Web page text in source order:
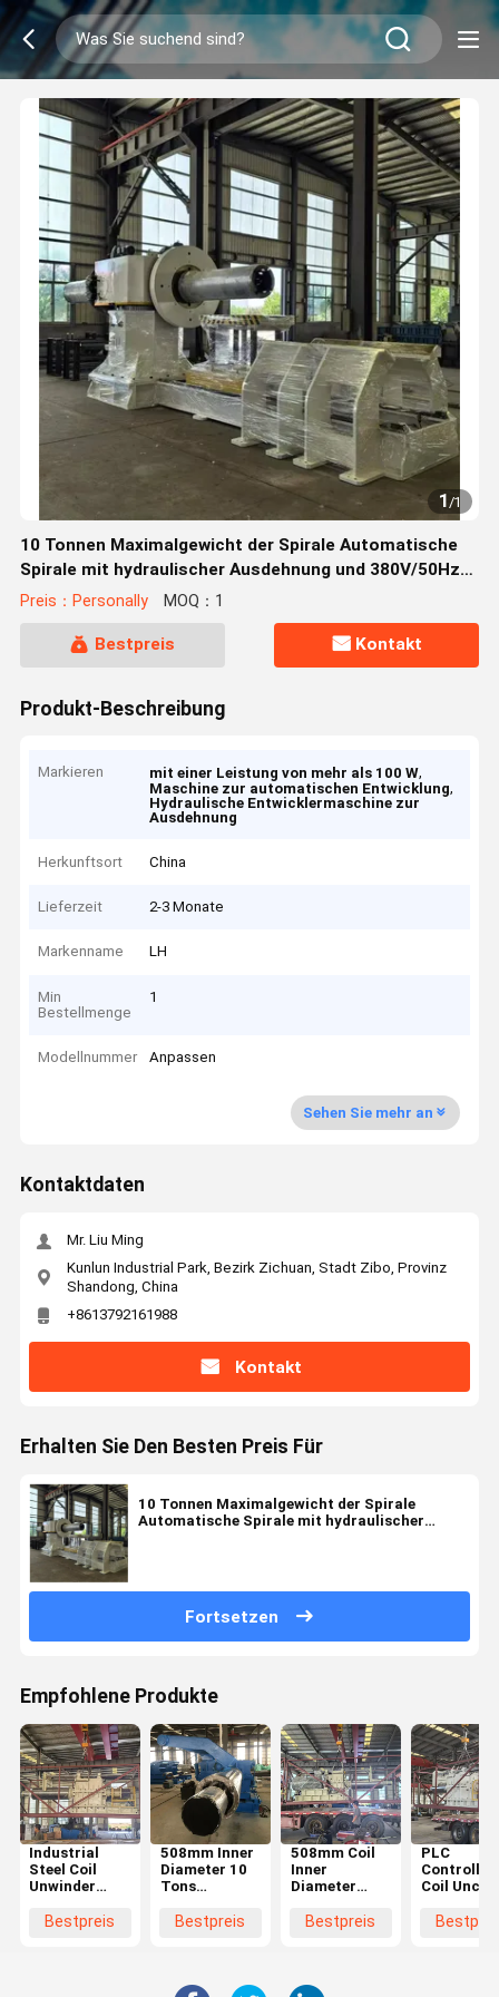
1/1
10 Tonnen Maximalgewicht der Spirale Automatische
Spirale mit hydraulischer Ausdehnung und 380V/50Hz
Stromversorgung
Preis：Personally MOQ：1
Bestpreis Kontakt
Produkt-Beschreibung
Markieren mit einer Leistung von mehr als 100 W,
Maschine zur automatischen Entwicklung,
Hydraulische Entwicklermaschine zur
Ausdehnung
Herkunftsort China
Lieferzeit 2-3 Monate
Markenname LH
Min
Bestellmenge
1
Modellnummer Anpassen
Sehen Sie mehr an
Kontaktdaten
Mr. Liu Ming
Kunlun Industrial Park, Bezirk Zichuan, Stadt Zibo, Provinz
Shandong, China
+8613792161988
Kontakt
Erhalten Sie Den Besten Preis Für
10 Tonnen Maximalgewicht der Spirale
Automatische Spirale mit hydraulischer
Fortsetzen
Empfohlene Produkte
Industrial
Steel Coil
Unwinder
Warranty and
Bestpreis
508mm Inner
Diameter 10
Tons
Coil Weight
Warranty for
Bestpreis
508mm Coil
Inner
Diameter
0-50m/min
Coil Weight
Bestpreis
PLC
Controlled
Coil
508mm